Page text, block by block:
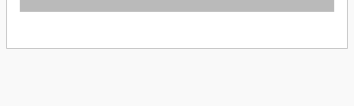
yetersiz gördüğünüz noktaları öneri formunu kullanarak tarafımıza